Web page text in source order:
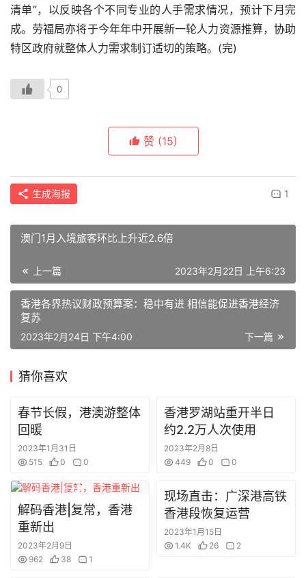
日
头
条
在
线
香
港
资
讯
门
资
讯
台
资
广
东
资
讯
内
旅
清单”，以反映各个不同专业的人手需求情况，预计下月完
成。劳福局亦将于今年年中开展新一轮人力资源推算，协助
特区政府就整体人力需求制订适切的策略。(完)
0
赞 (15)
生成海报 1
澳门1月入境旅客环比上升近2.6倍
上一篇 2023年2月22日 上午6:23
香港各界热议财政预算案：稳中有进 相信能促进香港经济
复苏
下一篇
2023年2月24日 下午4:00
猜你喜欢
春节长假，港澳游整体
回暖
2023年1月31日
515
0 0
香港罗湖站重开半日
约2.2万人次使用
2023年2月8日
449
0 0
解码香港|复常，香港
重新出
2023年2月9日
962
38 1
现场直击：广深港高铁
香港段恢复运营
2023年1月15日
1.4K
26 2